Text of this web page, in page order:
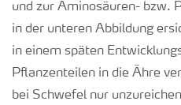
und zur Aminosäuren- bzw.
in der unteren Abbildung
in einem späten
Pflanzenteilen in die Ähre
bei Schwefel nur